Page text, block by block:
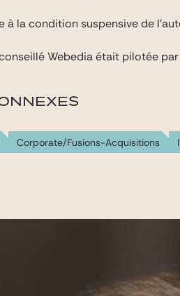
à la condition suspensive de
Webedia était pilotée
Corporate/Fusions-Acquisitions